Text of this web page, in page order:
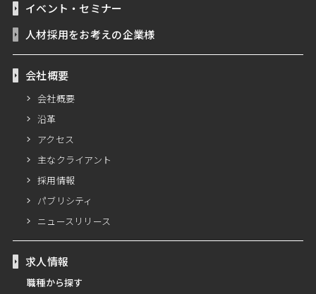
イベント・セミナー
人材採用をお考えの企業様
会社概要
会社概要
沿革
アクセス
主なクライアント
採用情報
パブリシティ
ニュースリリース
求人情報
職種から探す